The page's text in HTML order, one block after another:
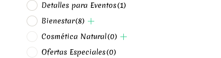
Detalles para Eventos(1)
Bienestar(8)
Cosmética Natural(0)
Ofertas Especiales(0)